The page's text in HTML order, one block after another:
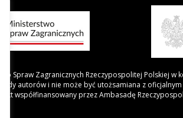
Spraw Zagranicznych Rzeczypospolitej Polskiej w
autorów i nie może być utożsamiana z
współfinansowany przez Ambasadę